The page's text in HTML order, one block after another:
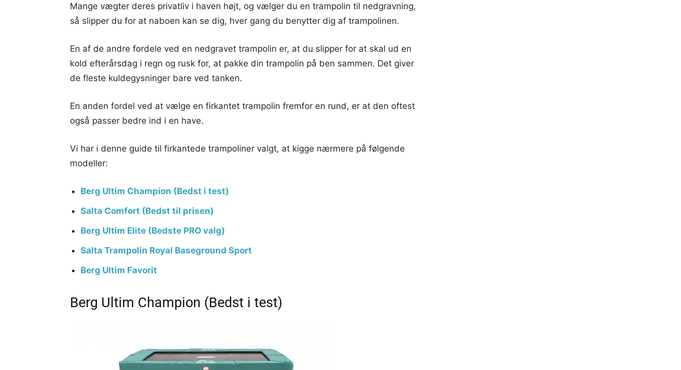
Mange vægter deres privatliv i haven højt, og vælger du en trampolin til nedgravning,
så slipper du for at naboen kan se dig, hver gang du benytter dig af trampolinen.
En af de andre fordele ved en nedgravet trampolin er, at du slipper for at skal ud en
kold efterårsdag i regn og rusk for, at pakke din trampolin på ben sammen. Det giver
de fleste kuldegysninger bare ved tanken.
En anden fordel ved at vælge en firkantet trampolin fremfor en rund, er at den oftest
også passer bedre ind i en have.
Vi har i denne guide til firkantede trampoliner valgt, at kigge nærmere på følgende
modeller:
Berg Ultim Champion (Bedst i test)
Salta Comfort (Bedst til prisen)
Berg Ultim Elite (Bedste PRO valg)
Salta Trampolin Royal Baseground Sport
Berg Ultim Favorit
Berg Ultim Champion (Bedst i test)